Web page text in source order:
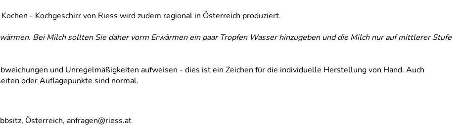
- Kochgeschirr von Riess wird zudem regional in Österreich produziert.
Bei Milch sollten Sie daher vorm Erwärmen ein paar Tropfen Wasser hinzugeben und die Milch nur auf mittlerer Stufe
und Unregelmäßigkeiten aufweisen - dies ist ein Zeichen für die individuelle Herstellung von Hand. Auch
oder Auflagepunkte sind normal.
Österreich, anfragen@riess.at